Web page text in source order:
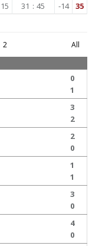
15 31 : 45 -14 35
2
All
0
1
3
2
2
0
1
1
3
0
4
0